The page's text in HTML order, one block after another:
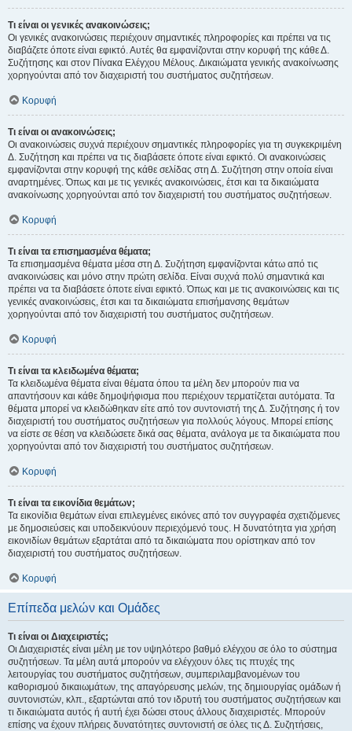
Τι είναι οι γενικές ανακοινώσεις;
Οι γενικές ανακοινώσεις περιέχουν σημαντικές πληροφορίες και πρέπει να τις
διαβάζετε όποτε είναι εφικτό. Αυτές θα εμφανίζονται στην κορυφή της κάθε Δ.
Συζήτησης και στον Πίνακα Ελέγχου Μέλους. Δικαιώματα γενικής ανακοίνωσης
χορηγούνται από τον διαχειριστή του συστήματος συζητήσεων.
Κορυφή
Τι είναι οι ανακοινώσεις;
Οι ανακοινώσεις συχνά περιέχουν σημαντικές πληροφορίες για τη συγκεκριμένη
Δ. Συζήτηση και πρέπει να τις διαβάσετε όποτε είναι εφικτό. Οι ανακοινώσεις
εμφανίζονται στην κορυφή της κάθε σελίδας στη Δ. Συζήτηση στην οποία είναι
αναρτημένες. Όπως και με τις γενικές ανακοινώσεις, έτσι και τα δικαιώματα
ανακοίνωσης χορηγούνται από τον διαχειριστή του συστήματος συζητήσεων.
Κορυφή
Τι είναι τα επισημασμένα θέματα;
Τα επισημασμένα θέματα μέσα στη Δ. Συζήτηση εμφανίζονται κάτω από τις
ανακοινώσεις και μόνο στην πρώτη σελίδα. Είναι συχνά πολύ σημαντικά και
πρέπει να τα διαβάσετε όποτε είναι εφικτό. Όπως και με τις ανακοινώσεις και τις
γενικές ανακοινώσεις, έτσι και τα δικαιώματα επισήμανσης θεμάτων
χορηγούνται από τον διαχειριστή του συστήματος συζητήσεων.
Κορυφή
Τι είναι τα κλειδωμένα θέματα;
Τα κλειδωμένα θέματα είναι θέματα όπου τα μέλη δεν μπορούν πια να
απαντήσουν και κάθε δημοψήφισμα που περιέχουν τερματίζεται αυτόματα. Τα
θέματα μπορεί να κλειδώθηκαν είτε από τον συντονιστή της Δ. Συζήτησης ή τον
διαχειριστή του συστήματος συζητήσεων για πολλούς λόγους. Μπορεί επίσης
να είστε σε θέση να κλειδώσετε δικά σας θέματα, ανάλογα με τα δικαιώματα που
χορηγούνται από τον διαχειριστή του συστήματος συζητήσεων.
Κορυφή
Τι είναι τα εικονίδια θεμάτων;
Τα εικονίδια θεμάτων είναι επιλεγμένες εικόνες από τον συγγραφέα σχετιζόμενες
με δημοσιεύσεις και υποδεικνύουν περιεχόμενό τους. Η δυνατότητα για χρήση
εικονιδίων θεμάτων εξαρτάται από τα δικαιώματα που ορίστηκαν από τον
διαχειριστή του συστήματος συζητήσεων.
Κορυφή
Επίπεδα μελών και Ομάδες
Τι είναι οι Διαχειριστές;
Οι Διαχειριστές είναι μέλη με τον υψηλότερο βαθμό ελέγχου σε όλο το σύστημα
συζητήσεων. Τα μέλη αυτά μπορούν να ελέγχουν όλες τις πτυχές της
λειτουργίας του συστήματος συζητήσεων, συμπεριλαμβανομένων του
καθορισμού δικαιωμάτων, της απαγόρευσης μελών, της δημιουργίας ομάδων ή
συντονιστών, κλπ., εξαρτώνται από τον ιδρυτή του συστήματος συζητήσεων και
τι δικαιώματα αυτός ή αυτή έχει δώσει στους άλλους διαχειριστές. Μπορούν
επίσης να έχουν πλήρεις δυνατότητες συντονιστή σε όλες τις Δ. Συζητήσεις,